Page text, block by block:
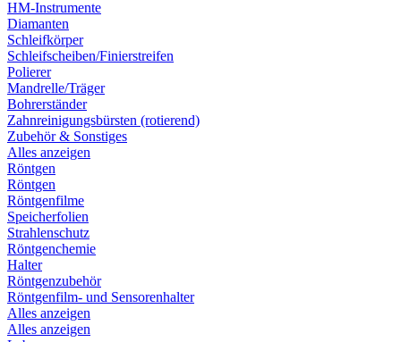
HM-Instrumente
Diamanten
Schleifkörper
Schleifscheiben/Finierstreifen
Polierer
Mandrelle/Träger
Bohrerständer
Zahnreinigungsbürsten (rotierend)
Zubehör & Sonstiges
Alles anzeigen
Röntgen
Röntgen
Röntgenfilme
Speicherfolien
Strahlenschutz
Röntgenchemie
Halter
Röntgenzubehör
Röntgenfilm- und Sensorenhalter
Alles anzeigen
Alles anzeigen